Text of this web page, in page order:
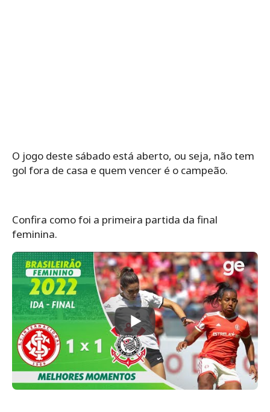
O jogo deste sábado está aberto, ou seja, não tem
gol fora de casa e quem vencer é o campeão.
Confira como foi a primeira partida da final
feminina.